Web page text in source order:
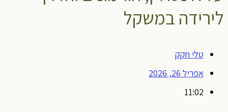
לירידה במשקל
טלי חקק
אפריל 26, 2026
11:02